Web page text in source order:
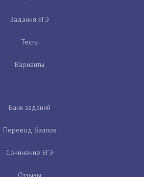
Задания ЕГЭ
Тесты
Варианты
Банк заданий
Перевод баллов
Сочинение ЕГЭ
Отзывы